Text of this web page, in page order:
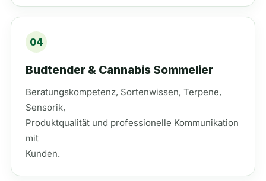
04
Budtender & Cannabis Sommelier
Beratungskompetenz, Sortenwissen, Terpene,
Sensorik,
Produktqualität und professionelle Kommunikation
mit
Kunden.